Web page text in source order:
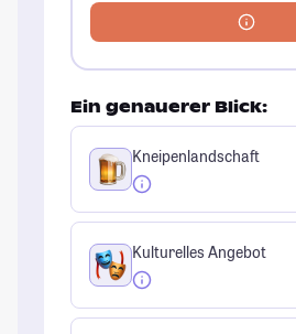
Ein genauerer Blick:
Kneipenlandschaft
Kulturelles Angebot